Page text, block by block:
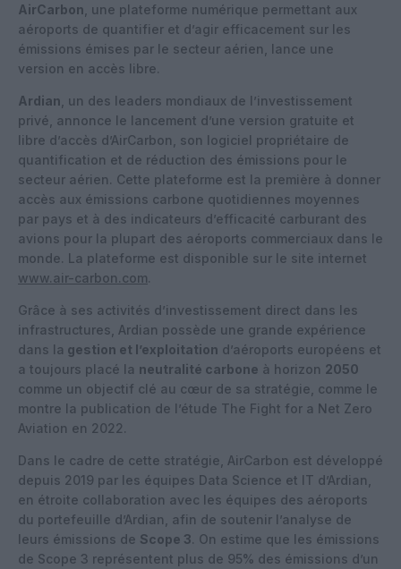
AirCarbon , une plateforme numérique permettant aux
aéroports de quantifier et d’agir efficacement sur les
émissions émises par le secteur aérien, lance une
version en accès libre.
Ardian , un des leaders mondiaux de l’investissement
privé, annonce le lancement d’une version gratuite et
libre d’accès d’AirCarbon, son logiciel propriétaire de
quantification et de réduction des émissions pour le
secteur aérien. Cette plateforme est la première à donner
accès aux émissions carbone quotidiennes moyennes
par pays et à des indicateurs d’efficacité carburant des
avions pour la plupart des aéroports commerciaux dans le
monde. La plateforme est disponible sur le site internet
www.air-carbon.com.
Grâce à ses activités d’investissement direct dans les
infrastructures, Ardian possède une grande expérience
dans la gestion et l’exploitation d’aéroports européens et
a toujours placé la neutralité carbone à horizon 2050
comme un objectif clé au cœur de sa stratégie, comme le
montre la publication de l’étude The Fight for a Net Zero
Aviation en 2022.
Dans le cadre de cette stratégie, AirCarbon est développé
depuis 2019 par les équipes Data Science et IT d’Ardian,
en étroite collaboration avec les équipes des aéroports
du portefeuille d’Ardian, afin de soutenir l’analyse de
leurs émissions de Scope 3. On estime que les émissions
de Scope 3 représentent plus de 95% des émissions d’un